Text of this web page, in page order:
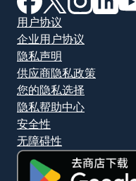
用户协议
企业用户协议
隐私声明
供应商隐私政策
您的隐私选择
隐私帮助中心
安全性
无障碍性